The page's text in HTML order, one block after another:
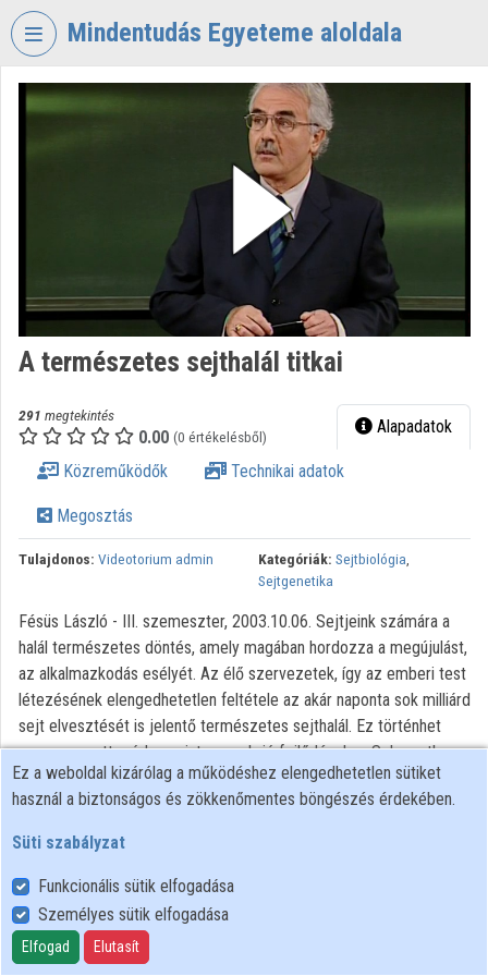
Fejléc kihagyása
Mindentudás Egyeteme aloldala
VIDEOTORIUM
Intézményi felfedezés
Kategóriák
Intézményi listák
Intézmények
Közreműködők
A természetes sejthalál titkai
291 megtekintés
0.00 (0 értékelésből) Alapadatok
Közreműködők Technikai adatok
Megosztás
Tulajdonos: Videotorium admin Kategóriák: Sejtbiológia,
Sejtgenetika
Fésüs László - III. szemeszter, 2003.10.06. Sejtjeink számára a
halál természetes döntés, amely magában hordozza a megújulást,
az alkalmazkodás esélyét. Az élő szervezetek, így az emberi test
létezésének elengedhetetlen feltétele az akár naponta sok milliárd
sejt elvesztését is jelentő természetes sejthalál. Ez történhet
programozott módon, mint az embrió fejlődésekor. Sok esetben a
félig elhalt sejteknek életfontos funkciója van - így többek között
a bőr védőfunkciójának biztosításában. A sejtek természetes
elhalásának leggyakoribb formáját a tudományos köznyelv találóan
apoptózisnak nevezi (a görög szó falevelek hullását jelenti). E
sokáig intenzíven nem vizsgált sejtelmes jelenség molekuláris
titkai egyre jobban feltárulnak előttünk. Így válik ismereteinkben az
elmúlást jelző sejthalál az alapvető életfunkciók részévé, terápiás
célponttá és hatékony eszközzé az orvostudomány kezében.
Ez a weboldal kizárólag a működéshez elengedhetetlen sütiket
használ a biztonságos és zökkenőmentes böngészés érdekében.
Süti szabályzat
Funkcionális sütik elfogadása
Személyes sütik elfogadása
Elfogad Elutasít